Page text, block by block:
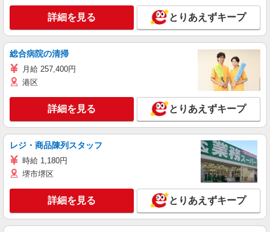
詳細を見る とりあえずキープ
総合病院の清掃
月給 257,400円
港区
詳細を見る とりあえずキープ
レジ・商品陳列スタッフ
時給 1,180円
堺市堺区
詳細を見る とりあえずキープ